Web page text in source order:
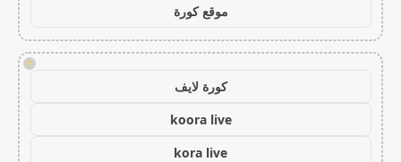
موقع كورة
!
كورة لايف
koora live
kora live